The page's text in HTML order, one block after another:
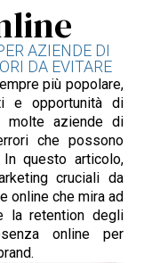
AZIENDE DI
DA EVITARE
più popolare,
e opportunità di
molte aziende di
che possono
questo articolo,
cruciali da
online che mira ad
la retention degli
online per